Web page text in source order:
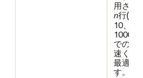
用され
n行(n =
10、
1000)
での時
速くな
最適化
す。